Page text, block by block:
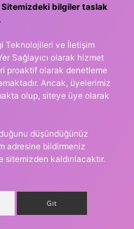
bilgiler taslak
Teknolojileri ve İletişim
Sağlayıcı olarak hizmet
proaktif olarak denetleme
Ancak, üyelerimiz
olup, siteye üye olarak
düşündüğünüz
adresine bildirmeniz
kaldırılacaktır.